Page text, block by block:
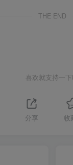
THE END
喜欢就支持一
分享 收